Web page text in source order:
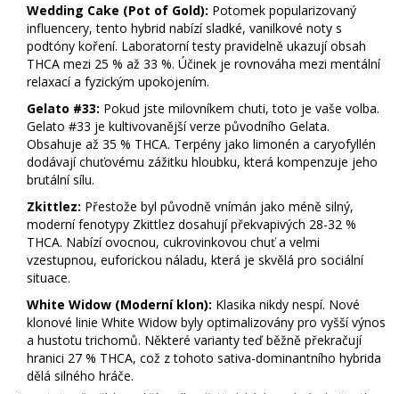
Wedding Cake (Pot of Gold): Potomek popularizovaný
influencery, tento hybrid nabízí sladké, vanilkové noty s
podtóny koření. Laboratorní testy pravidelně ukazují obsah
THCA mezi 25 % až 33 %. Účinek je rovnováha mezi mentální
relaxací a fyzickým upokojením.
Gelato #33: Pokud jste milovníkem chuti, toto je vaše volba.
Gelato #33 je kultivovanější verze původního Gelata.
Obsahuje až 35 % THCA. Terpény jako limonén a caryofyllén
dodávají chuťovému zážitku hloubku, která kompenzuje jeho
brutální sílu.
Zkittlez: Přestože byl původně vnímán jako méně silný,
moderní fenotypy Zkittlez dosahují překvapivých 28-32 %
THCA. Nabízí ovocnou, cukrovinkovou chuť a velmi
vzestupnou, euforickou náladu, která je skvělá pro sociální
situace.
White Widow (Moderní klon): Klasika nikdy nespí. Nové
klonové linie White Widow byly optimalizovány pro vyšší výnos
a hustotu trichomů. Některé varianty teď běžně překračují
hranici 27 % THCA, což z tohoto sativa-dominantního hybrida
dělá silného hráče.